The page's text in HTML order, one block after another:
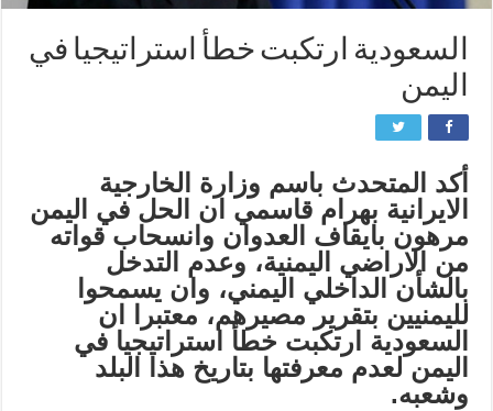
السعودية ارتكبت خطأ استراتيجيا في
اليمن
أكد المتحدث باسم وزارة الخارجية
الايرانية بهرام قاسمي ان الحل في اليمن
مرهون بايقاف العدوان وانسحاب قواته
من الاراضي اليمنية، وعدم التدخل
بالشأن الداخلي اليمني، وان يسمحوا
لليمنيين بتقرير مصيرهم، معتبرا ان
السعودية ارتكبت خطأ استراتيجيا في
اليمن لعدم معرفتها بتاريخ هذا البلد
وشعبه.